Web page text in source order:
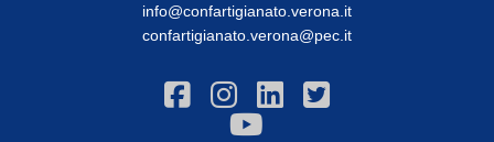
info@confartigianato.verona.it
confartigianato.verona@pec.it